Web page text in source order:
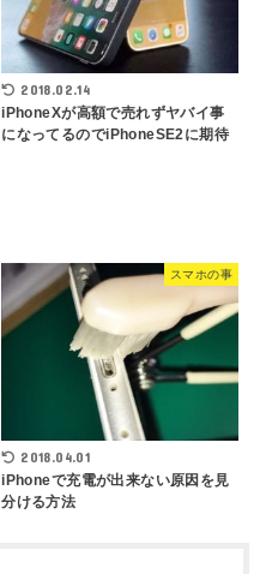
2018.02.14
iPhoneXが高額で売れずヤバイ事
になってるのでiPhoneSE2に期待
スマホの事
2018.04.01
iPhoneで充電が出来ない原因を見
分ける方法